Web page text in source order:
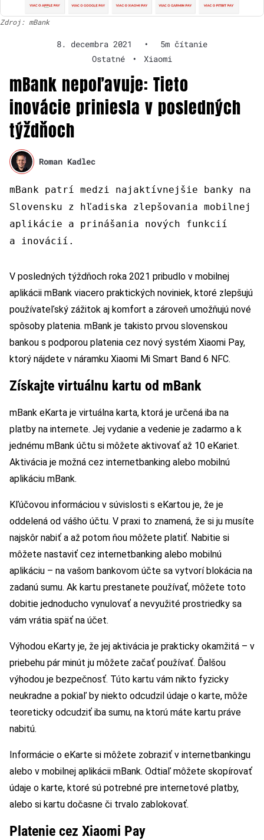
Zdroj: mBank
8. decembra 2021 •
5m čítanie
Ostatné
• Xiaomi
mBank nepoľavuje: Tieto
inovácie priniesla v posledných
týždňoch
Roman Kadlec
mBank patrí medzi najaktívnejšie banky na
Slovensku z hľadiska zlepšovania mobilnej
aplikácie a prinášania nových funkcií
a inovácií.
V posledných týždňoch roka 2021 pribudlo v mobilnej
aplikácii mBank viacero praktických noviniek, ktoré zlepšujú
používateľský zážitok aj komfort a zároveň umožňujú nové
spôsoby platenia. mBank je takisto prvou slovenskou
bankou s podporou platenia cez nový systém Xiaomi Pay,
ktorý nájdete v náramku Xiaomi Mi Smart Band 6 NFC.
Získajte virtuálnu kartu od mBank
mBank eKarta je virtuálna karta, ktorá je určená iba na
platby na internete. Jej vydanie a vedenie je zadarmo a k
jednému mBank účtu si môžete aktivovať až 10 eKariet.
Aktivácia je možná cez internetbanking alebo mobilnú
aplikáciu mBank.
Kľúčovou informáciou v súvislosti s eKartou je, že je
oddelená od vášho účtu. V praxi to znamená, že si ju musíte
najskôr nabiť a až potom ňou môžete platiť. Nabitie si
môžete nastaviť cez internetbanking alebo mobilnú
aplikáciu – na vašom bankovom účte sa vytvorí blokácia na
zadanú sumu. Ak kartu prestanete používať, môžete toto
dobitie jednoducho vynulovať a nevyužité prostriedky sa
vám vrátia späť na účet.
Výhodou eKarty je, že jej aktivácia je prakticky okamžitá – v
priebehu pár minút ju môžete začať používať. Ďalšou
výhodou je bezpečnosť. Túto kartu vám nikto fyzicky
neukradne a pokiaľ by niekto odcudzil údaje o karte, môže
teoreticky odcudziť iba sumu, na ktorú máte kartu práve
nabitú.
Informácie o eKarte si môžete zobraziť v internetbankingu
alebo v mobilnej aplikácii mBank. Odtiaľ môžete skopírovať
údaje o karte, ktoré sú potrebné pre internetové platby,
alebo si kartu dočasne či trvalo zablokovať.
Platenie cez Xiaomi Pay